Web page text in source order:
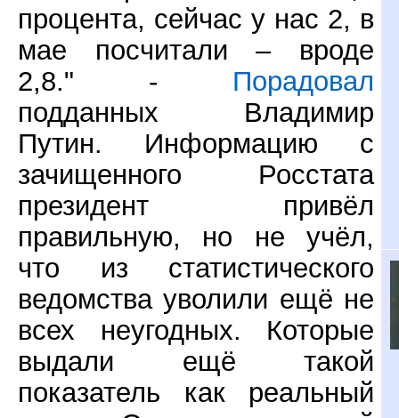
процента, сейчас у нас 2, в
мае посчитали – вроде
2,8." - Порадовал
подданных Владимир
Путин. Информацию с
зачищенного Росстата
президент привёл
правильную, но не учёл,
что из статистического
ведомства уволили ещё не
всех неугодных. Которые
выдали ещё такой
показатель как реальный